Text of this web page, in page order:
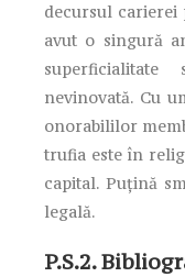
decursul carierei
avut o singură
nevinovată. Cu
onorabililor
trufia este în
capital. Puțină
legală.
P.S.2.